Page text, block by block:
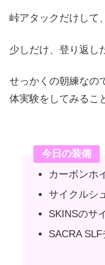
峠アタックだけして
少しだけ、登り返し
せっかくの朝練なの
体実験をしてみるこ
今日の装備
カーボン
サイクルシ
SKINSのサ
SACRA